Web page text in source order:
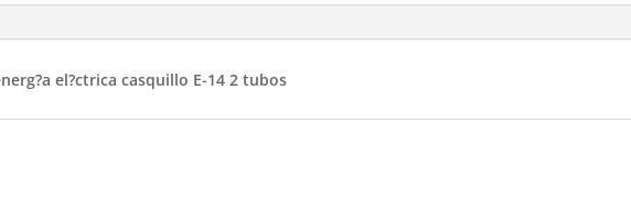
el?ctrica casquillo E-14 2 tubos